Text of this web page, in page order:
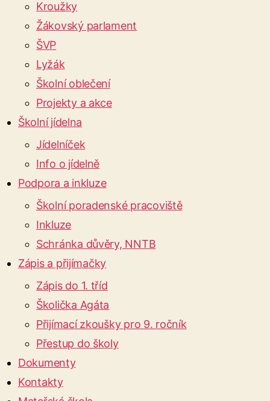
Kroužky
Žákovský parlament
ŠVP
Lyžák
Školní oblečení
Projekty a akce
Školní jídelna
Jídelníček
Info o jídelně
Podpora a inkluze
Školní poradenské pracoviště
Inkluze
Schránka důvěry, NNTB
Zápis a přijímačky
Zápis do 1. tříd
Školička Agáta
Přijímací zkoušky pro 9. ročník
Přestup do školy
Dokumenty
Kontakty